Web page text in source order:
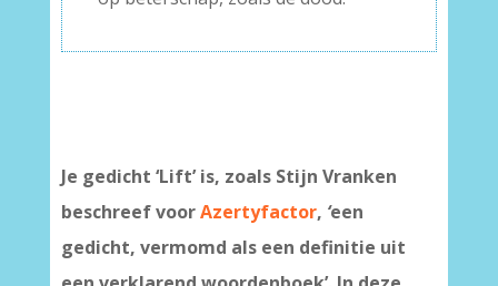
Je gedicht ‘Lift’ is, zoals Stijn Vranken
beschreef voorAzertyfactor, ‘een
gedicht, vermomd als een definitie uit